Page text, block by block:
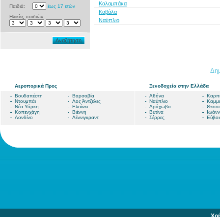
Παιδιά:
έως 17 ετών
Ηλικίες παιδιών:
Αναζήτηση
Καλαμπάκα
Καβάλα
Ναύπλιο
Αεροπορικά Προς
Βουδαπέστη
Βαρσοβία
Ντουμπάι
Λος Άντζελες
Νέα Υόρκη
Ελσίνκι
Κοπενχάγη
Βιέννη
Λονδίνο
Λέννιγκραντ
Ξενοδοχεία στην Ελλάδα
Αθήνα
Ναύπλιο
Αράχωβα
Βυτίνα
Σέρρες